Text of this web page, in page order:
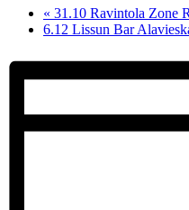
« 31.10 Ravintola Zone
6.12 Lissun Bar